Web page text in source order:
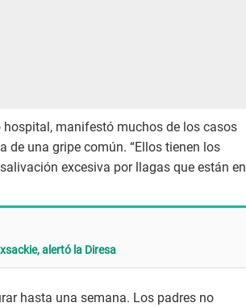
hospital, manifestó muchos de los casos
de una gripe común. “Ellos tienen los
excesiva por llagas que están en
alertó la Diresa
hasta una semana. Los padres no